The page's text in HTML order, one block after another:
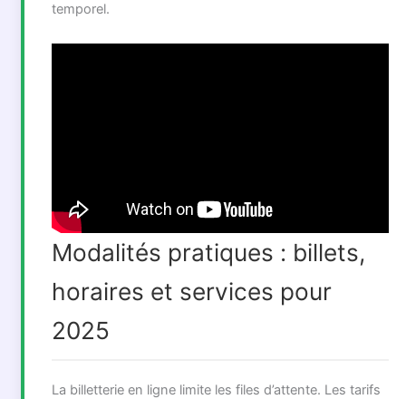
temporel.
Modalités pratiques : billets,
horaires et services pour
2025
La billetterie en ligne limite les files d’attente. Les tarifs